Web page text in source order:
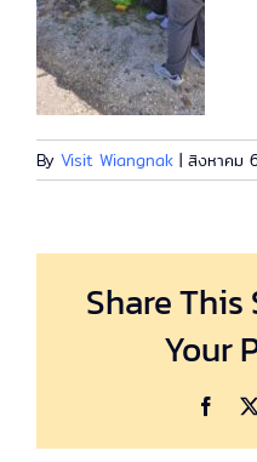
By Visit Wiangnak | สิงหาคม
Share This
Your